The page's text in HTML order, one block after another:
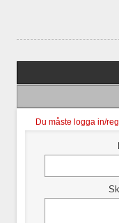
Du måste logga in/